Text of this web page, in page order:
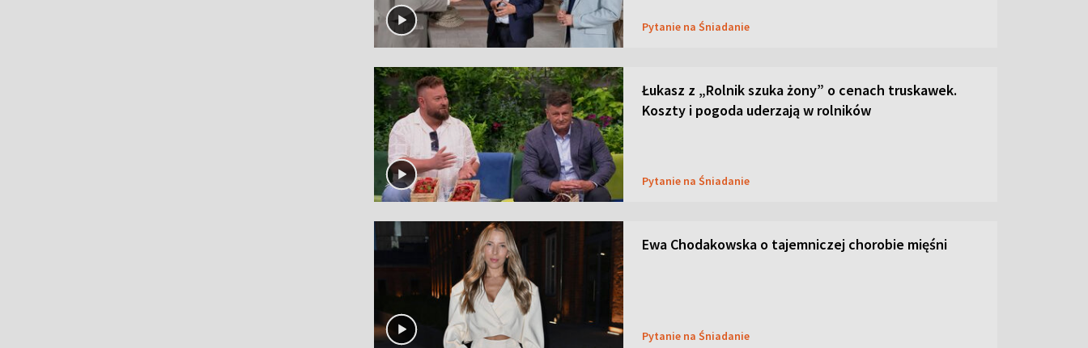
Pytanie na Śniadanie
Łukasz z „Rolnik szuka żony” o cenach truskawek.
Koszty i pogoda uderzają w rolników
Pytanie na Śniadanie
Ewa Chodakowska o tajemniczej chorobie mięśni
Pytanie na Śniadanie